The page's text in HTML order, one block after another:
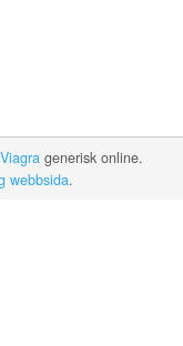
generisk online.
webbsida.